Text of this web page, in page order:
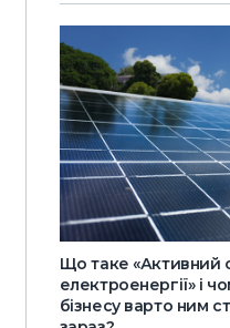
Що таке «Активний
електроенергії» і
бізнесу варто ним